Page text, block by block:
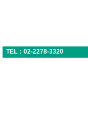
TEL：02-2278-3320